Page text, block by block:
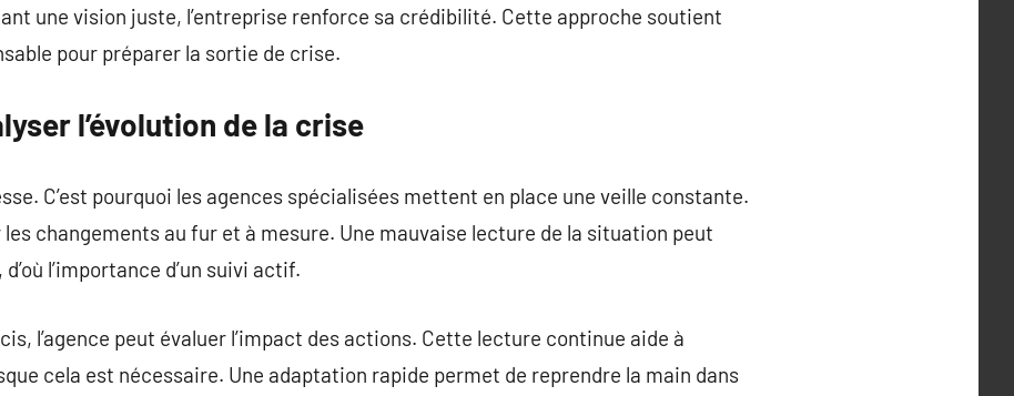
une vision juste, l’entreprise renforce sa crédibilité. Cette approche soutient
pour préparer la sortie de crise.
l’évolution de la crise
C’est pourquoi les agences spécialisées mettent en place une veille constante.
changements au fur et à mesure. Une mauvaise lecture de la situation peut
l’importance d’un suivi actif.
l’agence peut évaluer l’impact des actions. Cette lecture continue aide à
cela est nécessaire. Une adaptation rapide permet de reprendre la main dans